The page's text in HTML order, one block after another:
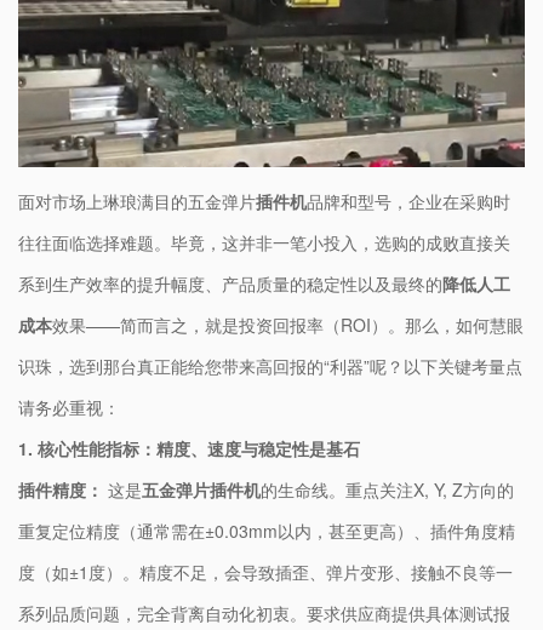
面对市场上琳琅满目的​五金弹片插件机​品牌和型号，企业在采购时
往往面临选择难题。毕竟，这并非一笔小投入，选购的成败直接关
系到生产效率的提升幅度、产品质量的稳定性以及最终的​​降低人工
成本​​效果——简而言之，就是投资回报率（ROI）。那么，如何慧眼
识珠，选到那台真正能给您带来高回报的“利器”呢？以下关键考量点
请务必重视：
​1. 核心性能指标：精度、速度与稳定性是基石​
​插件精度：​ ​ 这是​​五金弹片插件机​​的生命线。重点关注X, Y, Z方向的
重复定位精度（通常需在±0.03mm以内，甚至更高）、插件角度精
度（如±1度）。精度不足，会导致插歪、弹片变形、接触不良等一
系列品质问题，完全背离自动化初衷。要求供应商提供具体测试报